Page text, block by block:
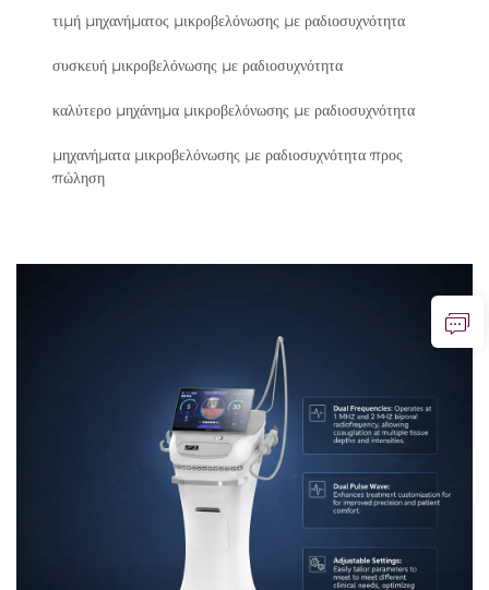
τιμή μηχανήματος μικροβελόνωσης με ραδιοσυχνότητα
συσκευή μικροβελόνωσης με ραδιοσυχνότητα
καλύτερο μηχάνημα μικροβελόνωσης με ραδιοσυχνότητα
μηχανήματα μικροβελόνωσης με ραδιοσυχνότητα προς
πώληση